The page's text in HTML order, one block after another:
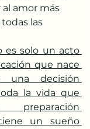
amor más
las
es solo un acto
que nace
una decisión
la vida que
un sueño